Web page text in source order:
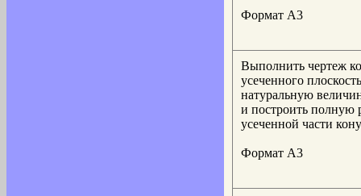
Формат А3
Выполнить чертеж
усеченного
натуральную
и построить полную
усеченной части
Формат А3